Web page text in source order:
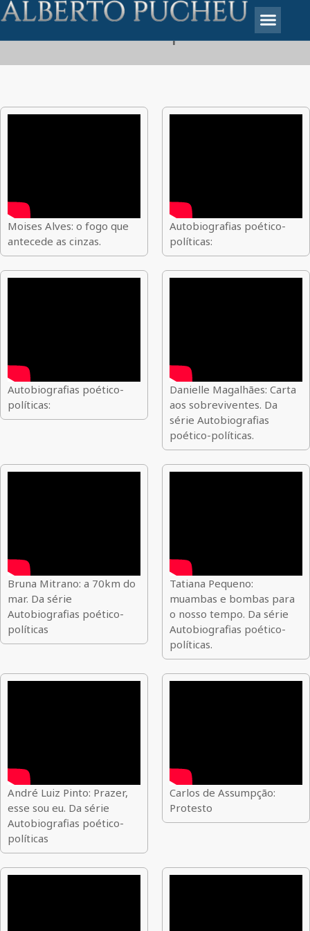
Moises Alves: o fogo que
antecede as cinzas.
Autobiografias poético-
políticas:
Autobiografias poético-
políticas:
Danielle Magalhães: Carta
aos sobreviventes. Da
série Autobiografias
poético-políticas.
Bruna Mitrano: a 70km do
mar. Da série
Autobiografias poético-
políticas
Tatiana Pequeno:
muambas e bombas para
o nosso tempo. Da série
Autobiografias poético-
políticas.
André Luiz Pinto: Prazer,
esse sou eu. Da série
Autobiografias poético-
políticas
Carlos de Assumpção:
Protesto